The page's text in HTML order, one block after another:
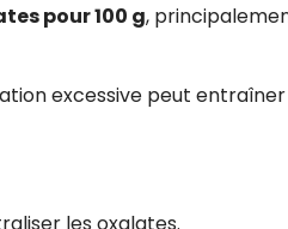
pour 100 g,
excessive peut
les oxalates.